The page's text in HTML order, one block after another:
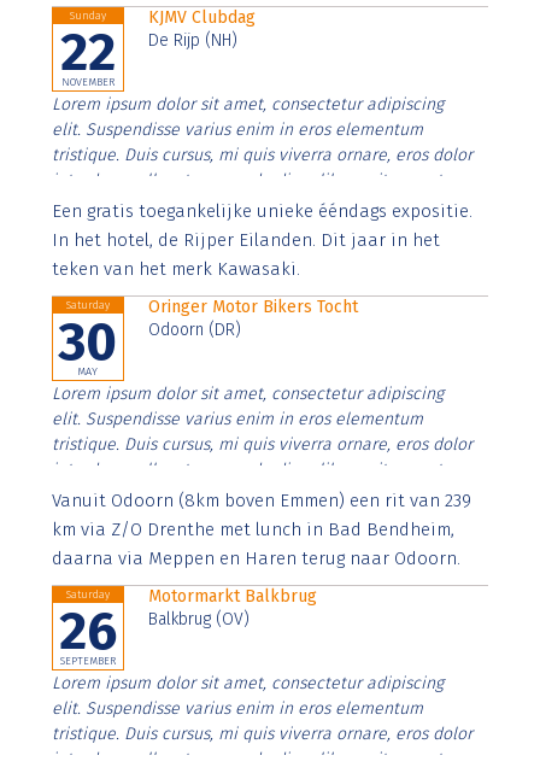
Sunday
22
NOVEMBER
KJMV Clubdag
De Rijp (NH)
Lorem ipsum dolor sit amet, consectetur adipiscing
elit. Suspendisse varius enim in eros elementum
tristique. Duis cursus, mi quis viverra ornare, eros dolor
interdum nulla, ut commodo diam libero vitae erat.
Aenean faucibus nibh et justo cursus id rutrum lorem
imperdiet. Nunc ut sem vitae risus tristique posuere.
Een gratis toegankelijke unieke ééndags expositie.
In het hotel, de Rijper Eilanden. Dit jaar in het
teken van het merk Kawasaki.
Saturday
30
MAY
Oringer Motor Bikers Tocht
Odoorn (DR)
Lorem ipsum dolor sit amet, consectetur adipiscing
elit. Suspendisse varius enim in eros elementum
tristique. Duis cursus, mi quis viverra ornare, eros dolor
interdum nulla, ut commodo diam libero vitae erat.
Aenean faucibus nibh et justo cursus id rutrum lorem
imperdiet. Nunc ut sem vitae risus tristique posuere.
Vanuit Odoorn (8km boven Emmen) een rit van 239
km via Z/O Drenthe met lunch in Bad Bendheim,
daarna via Meppen en Haren terug naar Odoorn.
Saturday
26
SEPTEMBER
Motormarkt Balkbrug
Balkbrug (OV)
Lorem ipsum dolor sit amet, consectetur adipiscing
elit. Suspendisse varius enim in eros elementum
tristique. Duis cursus, mi quis viverra ornare, eros dolor
interdum nulla, ut commodo diam libero vitae erat.